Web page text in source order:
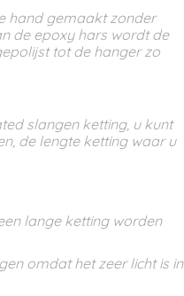
hand gemaakt zonder
de epoxy hars wordt de
tot de hanger zo
slangen ketting, u kunt
de lengte ketting waar u
lange ketting worden
omdat het zeer licht is in